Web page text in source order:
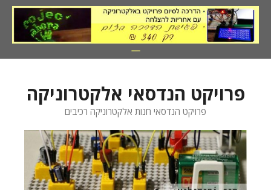
לדלג
לתוכן
פרויקט הנדסאי אלקטרוניקה
פרויקט הנדסאי חנות אלקטרוניקה רכיבים